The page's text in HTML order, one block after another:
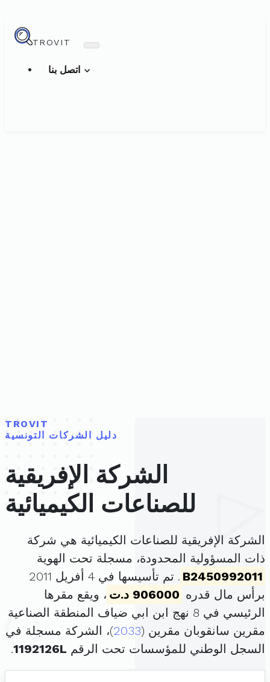
TROVIT
TROVIT
دليل الشركات التونسية
الشركة الإفريقية
للصناعات الكيميائية
الشركة الإفريقية للصناعات الكيميائية هي شركة
ذات المسؤولية المحدودة، مسجلة تحت الهوية
B2450992011
. تم تأسيسها في 4 أفريل 2011
برأس مال قدره 906000 د.ت
، ويقع مقرها
الرئيسي في 8 نهج ابن ابي ضياف المنطقة الصناعية
مقرين سانقوبان مقرين (2033)، الشركة مسجلة في
السجل الوطني للمؤسسات تحت الرقم 1192126L
.